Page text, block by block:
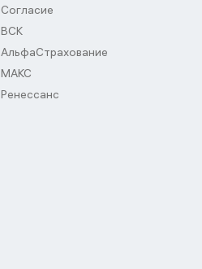
Согласие
ВСК
АльфаСтрахование
МАКС
Ренессанс